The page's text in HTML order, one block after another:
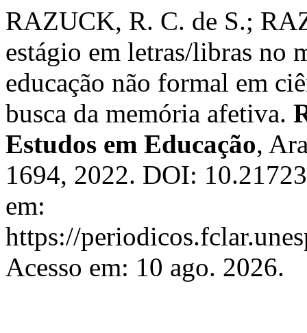
RAZUCK, R. C. de S.;
estágio em letras/libras no
educação não formal em
busca da memória afetiva.
Estudos em Educação,
1694, 2022. DOI:
em:
https://
Acesso em: 10 ago. 2026.